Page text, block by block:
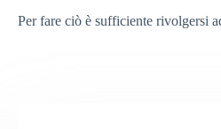
Per fare ciò è sufficiente rivolgersi